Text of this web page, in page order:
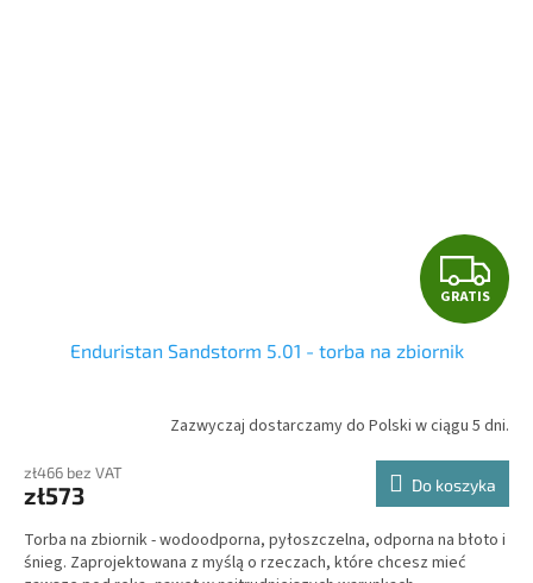
G
R
T
I
S
GRATIS
Enduristan Sandstorm 5.01 - torba na zbiornik
Zazwyczaj dostarczamy do Polski w ciągu 5 dni.
zł466 bez VAT
zł573 Do koszyka
Torba na zbiornik - wodoodporna, pyłoszczelna, odporna na błoto i
śnieg. Zaprojektowana z myślą o rzeczach, które chcesz mieć